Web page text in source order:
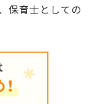
保育士としての